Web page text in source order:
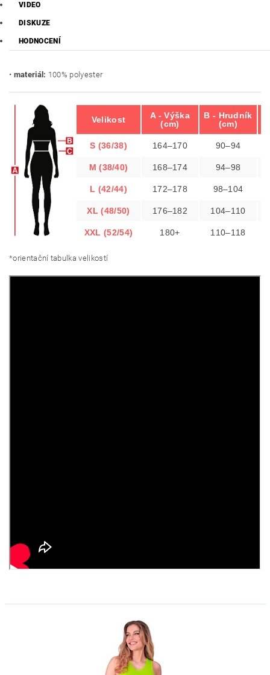
VIDEO
DISKUZE
HODNOCENÍ
• materiál: 100% polyester
Velikost
A - Výška
(cm)
B - Hrudník
(cm)
S (36/38) 164–170 90–94
M (38/40) 168–174 94–98
L (42/44) 172–178 98–104
XL (48/50) 176–182 104–110
XXL (52/54) 180+ 110–118
*orientační tabulka velikostí